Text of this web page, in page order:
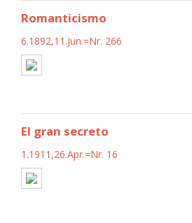
Romanticismo
6.1892,11.Jun.=Nr. 266
El gran secreto
1.1911,26.Apr.=Nr. 16